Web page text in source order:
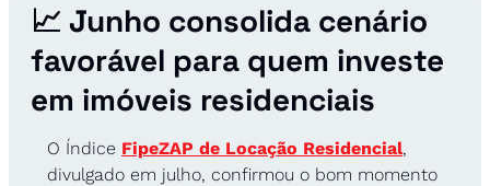
📈 Junho consolida cenário
favorável para quem investe
em imóveis residenciais
O Índice FipeZAP de Locação Residencial,
divulgado em julho, confirmou o bom momento